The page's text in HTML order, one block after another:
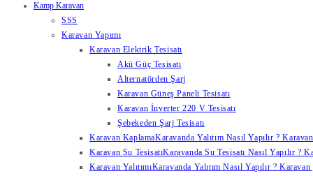
Kamp Karavan
SSS
Karavan Yapımı
Karavan Elektrik Tesisatı
Akü Güç Tesisatı
Alternatörden Şarj
Karavan Güneş Paneli Tesisatı
Karavan İnverter 220 V Tesisatı
Şebekeden Şarj Tesisatı
Karavan KaplamaKaravanda Yalıtım Nasıl Yapılır ?
Karavan Su TesisatıKaravanda Su Tesisatı Nasıl Yapılır ?
Karavan YalıtımıKaravanda Yalıtım Nasıl Yapılır ?